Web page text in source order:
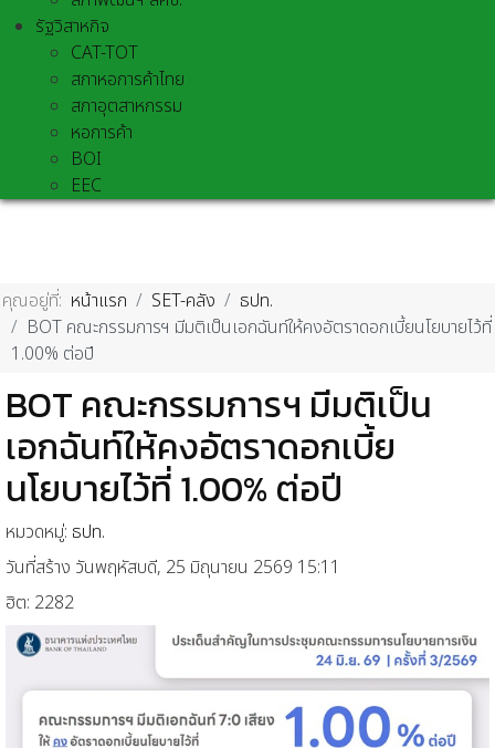
รัฐวิสาหกิจ
CAT-TOT
สภาหอการค้าไทย
สภาอุตสาหกรรม
หอการค้า
BOI
EEC
คุณอยู่ที่: หน้าแรก SET-คลัง
ธปท.
BOT คณะกรรมการฯ มีมติเป็นเอกฉันท์ให้คงอัตราดอกเบี้ยนโยบายไว้ที่
1.00% ต่อปี
BOT คณะกรรมการฯ มีมติเป็น
เอกฉันท์ให้คงอัตราดอกเบี้ย
นโยบายไว้ที่ 1.00% ต่อปี
หมวดหมู่: ธปท.
วันที่สร้าง วันพฤหัสบดี, 25 มิถุนายน 2569 15:11
ฮิต: 2282